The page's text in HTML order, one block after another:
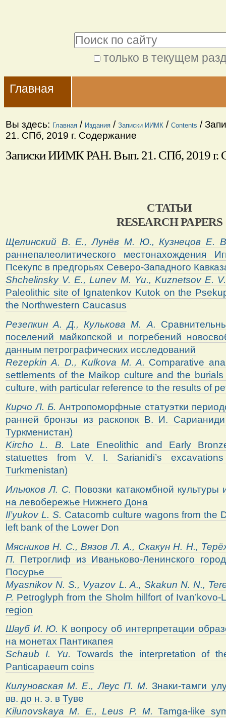
содержимому.
Перейти
навигации
только в текущем
поиск
Navigation
Главная
Вы здесь: Главная / Издания / Записки ИИМК / Contents /
21. СПб, 2019 г. Содержание
Записки ИИМК РАН. Вып. 21. СПб, 2019 г.
СТАТЬИ
RESEARCH PAPERS
Щелинский В.Е.,Лунёв М. Ю.,Кузнецов Е. В
раннепалеолитического местонахождения
Псекупс в предгорьях Северо-Западного
Shchelinsky V. E., Lunev M. Yu., Kuznetsov E.
Paleolithic site of Ignatenkov Kutok on the
the Northwestern Caucasus
Резепкин А.Д.,КульковаМ. А.
поселений майкопской и погребений
данным петрографических исследований
Rezepkin A. D., Kulkova M. A. Comparative
settlements of the Maikop culture and the
culture, with particular reference to the results of
КирчоЛ.Б. Антропоморфные статуэтки
ранней бронзы из раскопок В. И.
Туркменистан)
Kircho L. B. Late Eneolithic and Early
statuettes from V. I. Sarianidi’s
Turkmenistan)
ИльюковЛ. С. Повозки катакомбной культуры
на левобережье Нижнего Дона
Il’yukov L. S. Catacomb culture wagons from the
left bank of the Lower Don
МясниковН. С.,ВязовЛ.А., СкакунН. Н.,
П. Петроглиф из Иваньково-Ленинского
Посурье
Myasnikov N. S., Vyazov L. A., Skakun N. N.,
P. Petroglyph from the Sholm hillfort of
region
Шауб И. Ю. К вопросу об интерпретации
на монетах Пантикапея
Schaub
I. Yu. Towards the interpretation of
Panticapaeum coins
КилуновскаяМ.Е.,Леус П.М.Знаки-тамги
вв. до н. э. в Туве
Kilunovskaya M. E., Leus P. M.Tamga-like